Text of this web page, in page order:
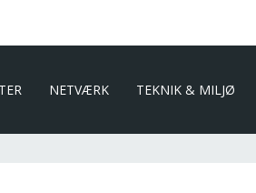
NETVÆRK TEKNIK & MILJØ